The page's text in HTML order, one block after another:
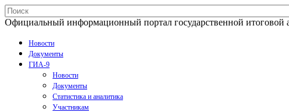
Официальный информационный портал государственной итоговой
Новости
Документы
ГИА-9
Новости
Документы
Статистика и аналитика
Участникам